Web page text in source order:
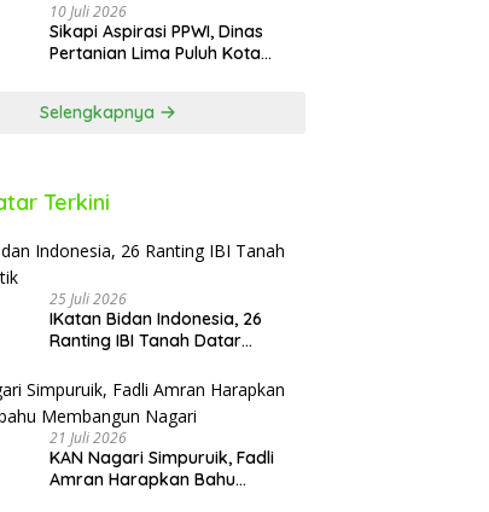
10 Juli 2026
Sikapi Aspirasi PPWI, Dinas
Pertanian Lima Puluh Kota
Selengkapnya
Terkini
25 Juli 2026
IKatan Bidan Indonesia, 26
Ranting IBI Tanah Datar
21 Juli 2026
KAN Nagari Simpuruik, Fadli
Amran Harapkan Bahu